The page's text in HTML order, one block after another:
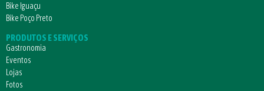
Bike Iguaçu
Bike Poço Preto
PRODUTOS E SERVIÇOS
Gastronomia
Eventos
Lojas
Fotos